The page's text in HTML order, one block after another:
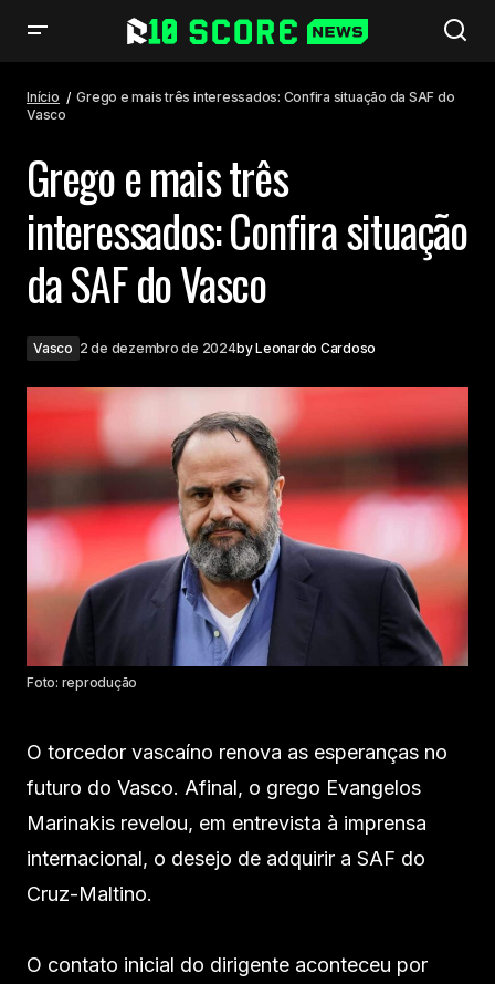
Início
Grego e mais três interessados: Confira situação da SAF do
Vasco
Grego e mais três
interessados: Confira situação
da SAF do Vasco
Vasco 2 de dezembro de 2024byLeonardo Cardoso
Foto: reprodução
O torcedor vascaíno renova as esperanças no
futuro do Vasco. Afinal, o grego Evangelos
Marinakis revelou, em entrevista à imprensa
internacional, o desejo de adquirir a SAF do
Cruz-Maltino.
O contato inicial do dirigente aconteceu por